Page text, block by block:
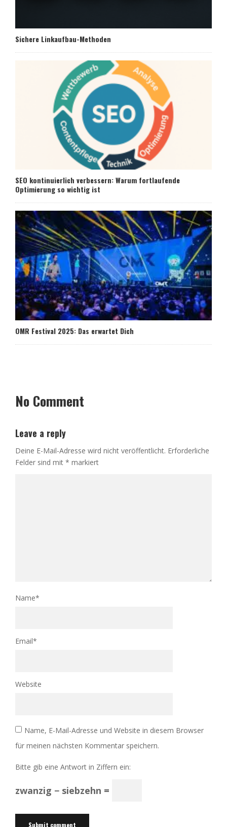
Sichere Linkaufbau-Methoden
SEO kontinuierlich verbessern: Warum fortlaufende
Optimierung so wichtig ist
OMR Festival 2025: Das erwartet Dich
No Comment
Leave a reply
Deine E-Mail-Adresse wird nicht veröffentlicht. Erforderliche
Felder sind mit * markiert
Name*
Email*
Website
Name, E-Mail-Adresse und Website in diesem Browser
für meinen nächsten Kommentar speichern.
Bitte gib eine Antwort in Ziffern ein:
zwanzig − siebzehn =